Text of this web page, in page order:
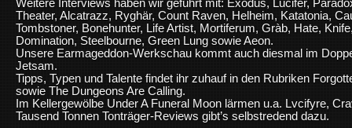
Weitere Interviews haben wir geführt mit: Exodus, Lucifer,
Theater, Alcatrazz, Ryghär, Count Raven, Helheim, Katatonia,
Tombstoner, Bonehunter, Life Artist, Mortiferum, Gràb, Hate,
Domination, Steelbourne, Green Lung sowie Aeon.
Unsere Earmageddon-Werkschau kommt auch diesmal im
Jetsam.
Tipps, Typen und Talente findet ihr zuhauf in den Rubriken
sowie The Dungeons Are Calling.
Im Kellergewölbe Under A Funeral Moon lärmen u.a. Lvcifyre,
Tausend Tonnen Tonträger-Reviews gibt’s selbstredend dazu.